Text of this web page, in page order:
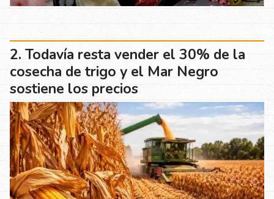
Todavía resta vender el 30% de la
cosecha de trigo y el Mar Negro
sostiene los precios